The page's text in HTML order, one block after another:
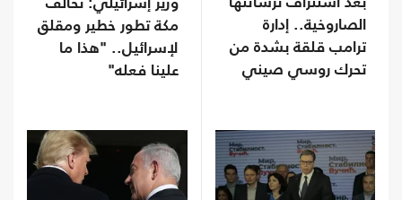
بعد استنزاف ترسانتها
الصاروخية.. إدارة
ترامب قلقة بشدة من
تحرك روسي صيني
وزير إسرائيلي: تحالف
مكة تطور خطير ومقلق
لإسرائيل.. "هذا ما
علينا فعله"